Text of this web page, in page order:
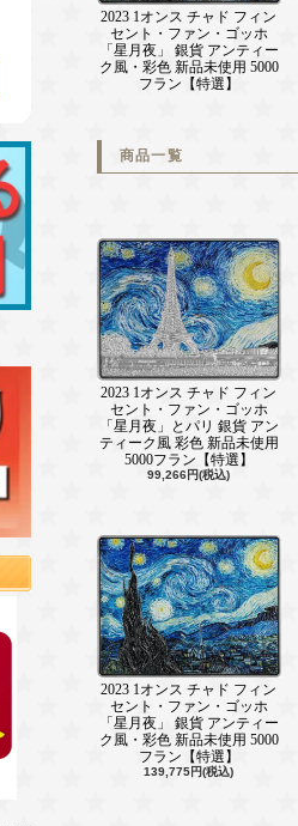
2023 1オンス チャド フィン
セント・ファン・ゴッホ
「星月夜」 銀貨 アンティー
ク風・彩色 新品未使用 5000
フラン【特選】
商品一覧
2023 1オンス チャド フィン
セント・ファン・ゴッホ
「星月夜」とパリ 銀貨 アン
ティーク風 彩色 新品未使用
5000フラン【特選】
99,266円(税込)
2023 1オンス チャド フィン
セント・ファン・ゴッホ
「星月夜」 銀貨 アンティー
ク風・彩色 新品未使用 5000
フラン【特選】
139,775円(税込)